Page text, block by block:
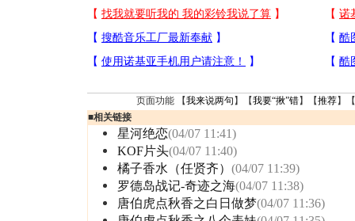
页面功能 【我来说两句 】【我要“揪”错】【推荐】
■相关链接
星河绝恋(04/07 11:41)
KOF片头(04/07 11:40)
橘子香水（任贤齐） (04/07 11:39)
罗德岛战记-奇迹之海(04/07 11:38)
唐伯虎点秋香之白日做梦(04/07 11:36)